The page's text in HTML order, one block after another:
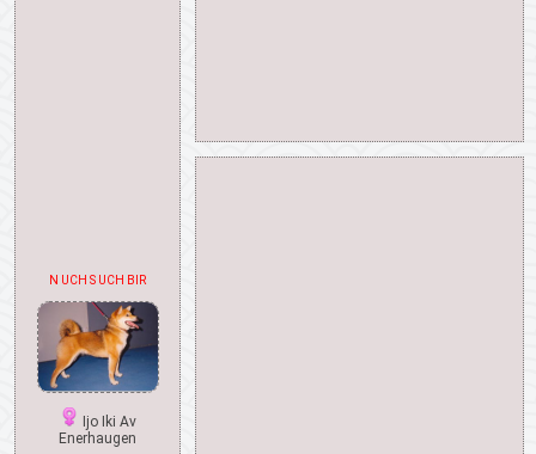
N UCH S UCH BIR
Ijo Iki Av
Enerhaugen